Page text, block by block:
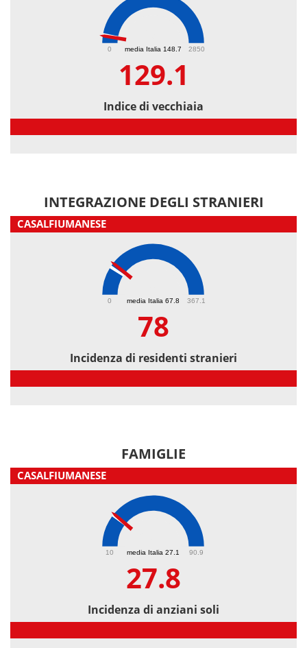
media Italia 148.7
0 2850
129.1
Indice di vecchiaia
INTEGRAZIONE DEGLI STRANIERI
CASALFIUMANESE
media Italia 67.8
0 367.1
78
Incidenza di residenti stranieri
FAMIGLIE
CASALFIUMANESE
media Italia 27.1
10 90.9
27.8
Incidenza di anziani soli